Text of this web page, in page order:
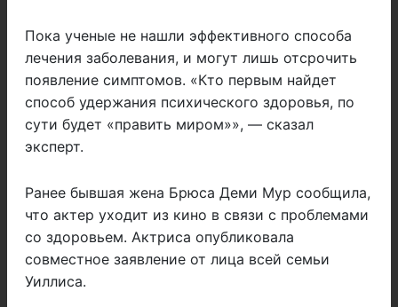
Пока ученые не нашли эффективного способа
лечения заболевания, и могут лишь отсрочить
появление симптомов. «Кто первым найдет
способ удержания психического здоровья, по
сути будет «править миром»», — сказал
эксперт.
Ранее бывшая жена Брюса Деми Мур сообщила,
что актер уходит из кино в связи с проблемами
со здоровьем. Актриса опубликовала
совместное заявление от лица всей семьи
Уиллиса.